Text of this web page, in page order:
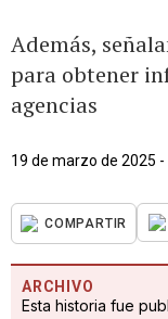
Además,
para obtener
agencias
19 de marzo de 2025 -
COMPARTIR
ARCHIVO
Esta historia fue